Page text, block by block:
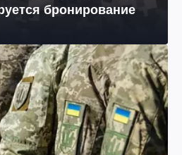
бронирование